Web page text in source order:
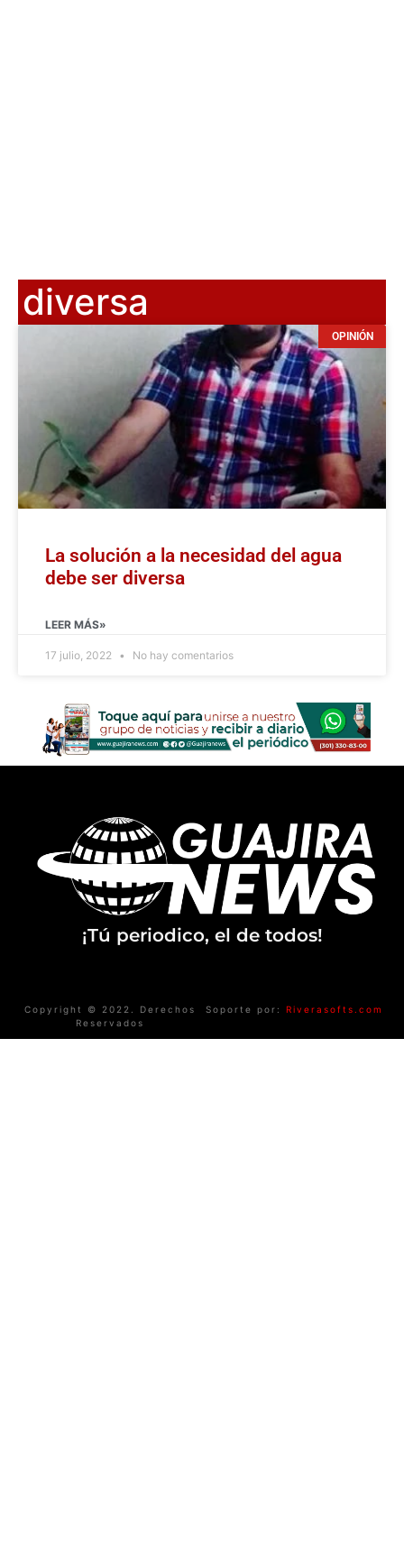
diversa
OPINIÓN
La solución a la necesidad del agua
debe ser diversa
LEER MÁS»
17 julio, 2022 No hay comentarios
¡Tú periodico, el de todos!
Copyright © 2022. Derechos
Reservados
Soporte por: Riverasofts.com